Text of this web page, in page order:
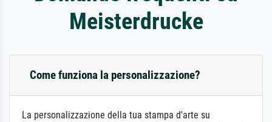
Meisterdrucke
Come funziona la personalizzazione?
La personalizzazione della tua stampa d'arte su